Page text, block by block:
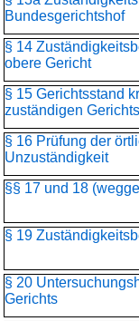
Bundesgerichtshof
§ 14
obere Gericht
§ 15 Gerichtsstand
zuständigen Gerichts
§ 16 Prüfung der
Unzuständigkeit
§§ 17 und 18
§ 19
§ 20
Gerichts